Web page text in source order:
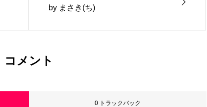
by まさき(ち)
コメント
0 トラックバック